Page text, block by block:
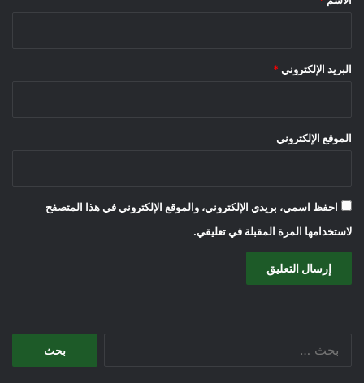
البريد الإلكتروني *
الموقع الإلكتروني
احفظ اسمي، بريدي الإلكتروني، والموقع الإلكتروني في هذا المتصفح
لاستخدامها المرة المقبلة في تعليقي.